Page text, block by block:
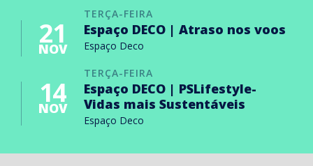
TERÇA-FEIRA
21
NOV
Espaço DECO | Atraso nos voos
Espaço Deco
TERÇA-FEIRA
14
NOV
Espaço DECO | PSLifestyle-
Vidas mais Sustentáveis
Espaço Deco